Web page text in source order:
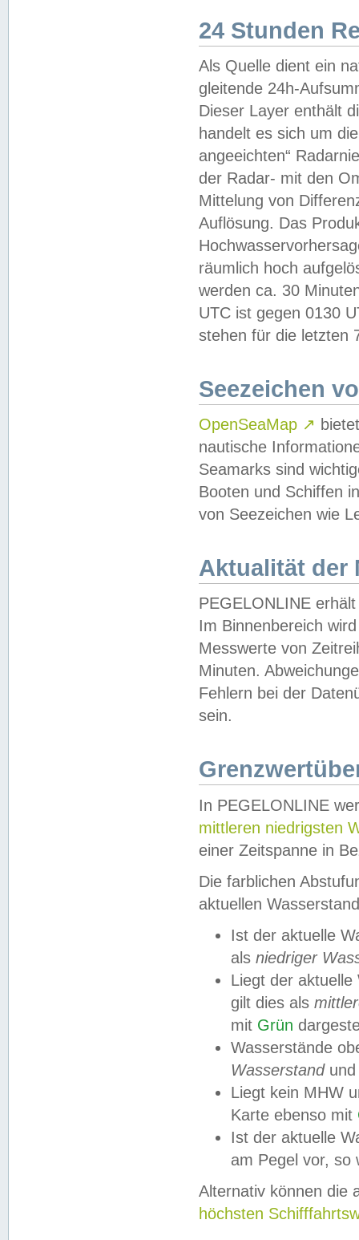
24 Stunden
Als Quelle dient ein
gleitende 24h-
Dieser Layer enthält
handelt es sich um
angeeichten“
der Radar- mit den
Mittelung von
Auflösung. Das
räumlich hoch
werden ca. 30
UTC ist gegen 0130
stehen für die letzten
Seezeichen
OpenSeaMap ↗
nautische
Seamarks sind
Booten und Schiffen
von Seezeichen wie
Aktualität der
PEGELONLINE
Im Binnenbereich
Messwerte von
Minuten.
Fehlern bei der
sein.
In PEGELONLINE
mittleren niedrigsten
einer Zeitspanne in
Die farblichen
aktuellen
Ist der aktuelle
als niedriger
Liegt der
gilt dies als
mit Grün
Wasserstände
Wasserstandund
Liegt kein MHW
Karte ebenso mit
Ist der aktuelle
am Pegel vor,
Alternativ können die
höchsten